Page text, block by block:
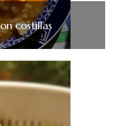
costillas